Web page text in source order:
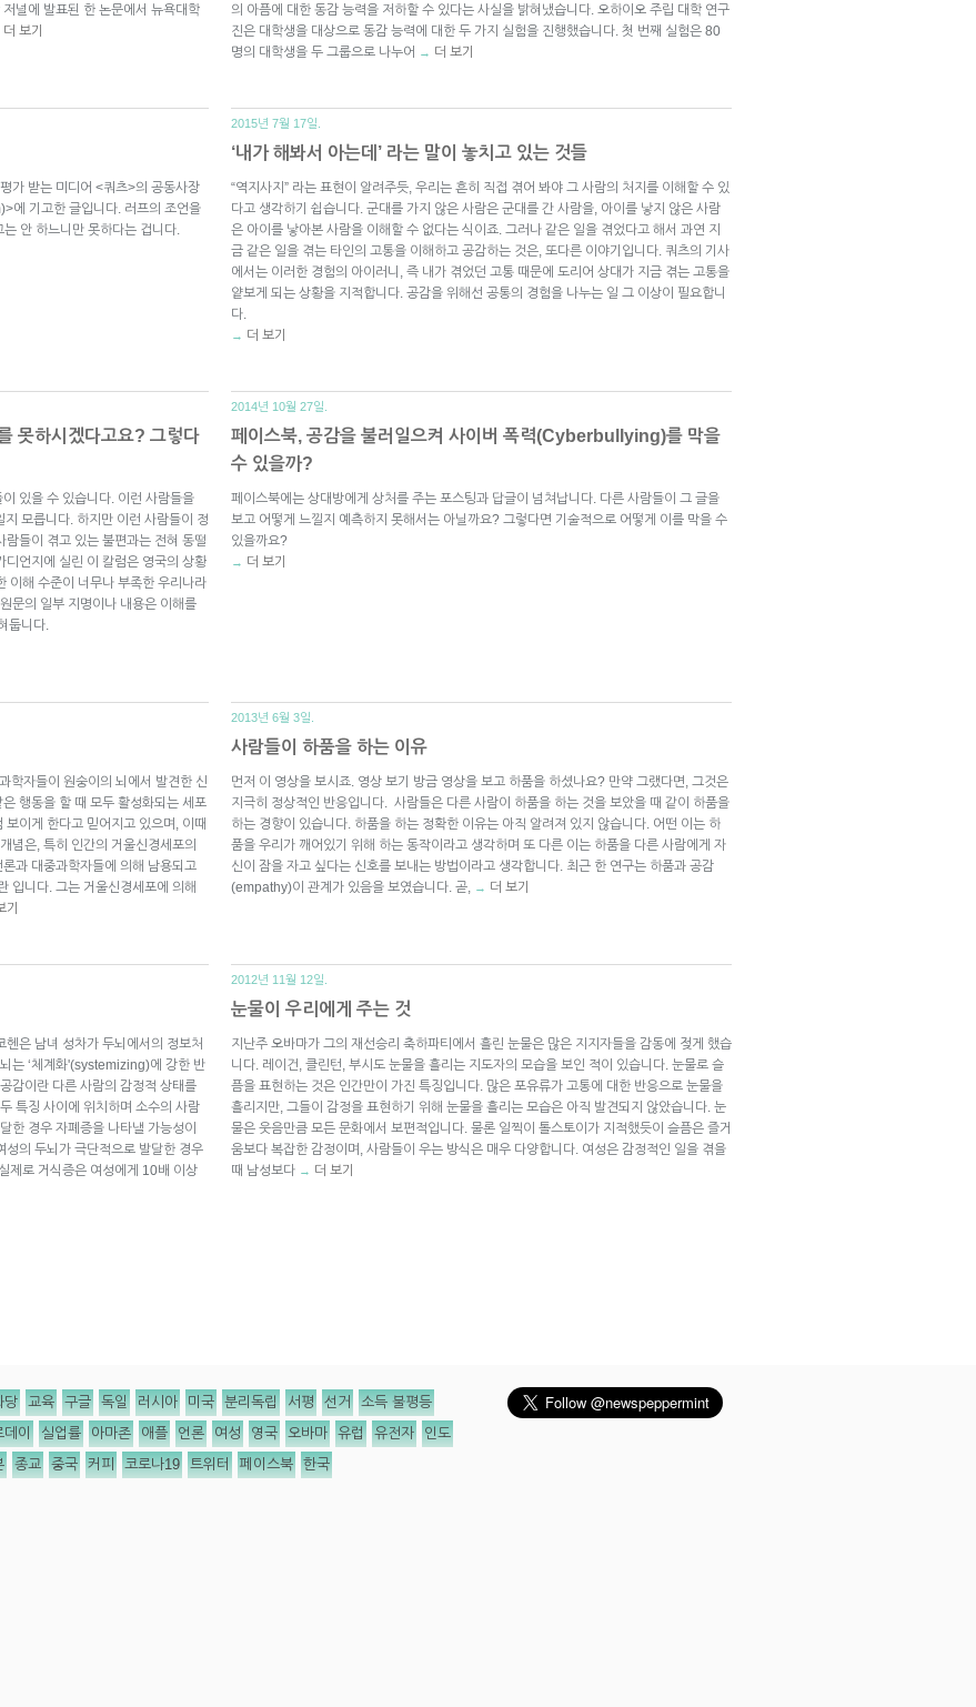
널에 발표된 한 논문에서 뉴욕대학
더 보기
의 아픔에 대한 동감 능력을 저하할 수 있다는 사실을 밝혀냈습니다. 오하이오 주립 대학 연구
진은 대학생을 대상으로 동감 능력에 대한 두 가지 실험을 진행했습니다. 첫 번째 실험은 80
명의 대학생을 두 그룹으로 나누어 → 더 보기
가 받는 미디어 <쿼츠>의 공동사장
에 기고한 글입니다. 러프의 조언을
안 하느니만 못하다는 겁니다.
2015년 7월 17일.
‘내가 해봐서 아는데’ 라는 말이 놓치고 있는 것들
“역지사지” 라는 표현이 알려주듯, 우리는 흔히 직접 겪어 봐야 그 사람의 처지를 이해할 수 있
다고 생각하기 쉽습니다. 군대를 가지 않은 사람은 군대를 간 사람을, 아이를 낳지 않은 사람
은 아이를 낳아본 사람을 이해할 수 없다는 식이죠. 그러나 같은 일을 겪었다고 해서 과연 지
금 같은 일을 겪는 타인의 고통을 이해하고 공감하는 것은, 또다른 이야기입니다. 쿼츠의 기사
에서는 이러한 경험의 아이러니, 즉 내가 겪었던 고통 때문에 도리어 상대가 지금 겪는 고통을
얕보게 되는 상황을 지적합니다. 공감을 위해선 공통의 경험을 나누는 일 그 이상이 필요합니
다.
→ 더 보기
못하시겠다고요? 그렇다
있을 수 있습니다. 이런 사람들을
모릅니다. 하지만 이런 사람들이 정
들이 겪고 있는 불편과는 전혀 동떨
디언지에 실린 이 칼럼은 영국의 상황
이해 수준이 너무나 부족한 우리나라
문의 일부 지명이나 내용은 이해를
둡니다.
2014년 10월 27일.
페이스북, 공감을 불러일으켜 사이버 폭력(Cyberbullying)를 막을
수 있을까?
페이스북에는 상대방에게 상처를 주는 포스팅과 답글이 넘쳐납니다. 다른 사람들이 그 글을
보고 어떻게 느낄지 예측하지 못해서는 아닐까요? 그렇다면 기술적으로 어떻게 이를 막을 수
있을까요?
→ 더 보기
자들이 원숭이의 뇌에서 발견한 신
행동을 할 때 모두 활성화되는 세포
이게 한다고 믿어지고 있으며, 이때
념은, 특히 인간의 거울신경세포의
과 대중과학자들에 의해 남용되고
입니다. 그는 거울신경세포에 의해
기
2013년 6월 3일.
사람들이 하품을 하는 이유
먼저 이 영상을 보시죠. 영상 보기 방금 영상을 보고 하품을 하셨나요? 만약 그랬다면, 그것은
지극히 정상적인 반응입니다. 사람들은 다른 사람이 하품을 하는 것을 보았을 때 같이 하품을
하는 경향이 있습니다. 하품을 하는 정확한 이유는 아직 알려져 있지 않습니다. 어떤 이는 하
품을 우리가 깨어있기 위해 하는 동작이라고 생각하며 또 다른 이는 하품을 다른 사람에게 자
신이 잠을 자고 싶다는 신호를 보내는 방법이라고 생각합니다. 최근 한 연구는 하품과 공감
(empathy)이 관계가 있음을 보였습니다. 곧, → 더 보기
은 남녀 성차가 두뇌에서의 정보처
는 ‘체계화'(systemizing)에 강한 반
감이란 다른 사람의 감정적 상태를
특징 사이에 위치하며 소수의 사람
한 경우 자폐증을 나타낼 가능성이
의 두뇌가 극단적으로 발달한 경우
제로 거식증은 여성에게 10배 이상
2012년 11월 12일.
눈물이 우리에게 주는 것
지난주 오바마가 그의 재선승리 축하파티에서 흘린 눈물은 많은 지지자들을 감동에 젖게 했습
니다. 레이건, 클린턴, 부시도 눈물을 흘리는 지도자의 모습을 보인 적이 있습니다. 눈물로 슬
픔을 표현하는 것은 인간만이 가진 특징입니다. 많은 포유류가 고통에 대한 반응으로 눈물을
흘리지만, 그들이 감정을 표현하기 위해 눈물을 흘리는 모습은 아직 발견되지 않았습니다. 눈
물은 웃음만큼 모든 문화에서 보편적입니다. 물론 일찍이 톨스토이가 지적했듯이 슬픔은 즐거
움보다 복잡한 감정이며, 사람들이 우는 방식은 매우 다양합니다. 여성은 감정적인 일을 겪을
때 남성보다 → 더 보기
당 교육 구글 독일 러시아 미국 분리독립 서평 선거 소득 불평등
데이 실업률 아마존 애플 언론 여성 영국 오바마 유럽 유전자 인도
종교 중국 커피 코로나19 트위터 페이스북 한국